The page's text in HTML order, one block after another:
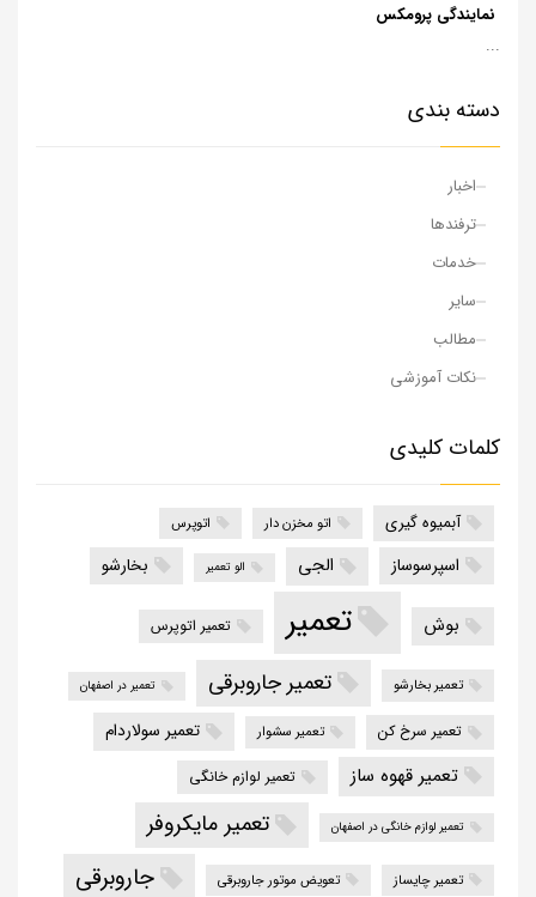
نمایندگی پرومکس
...
دسته بندی
اخبار
ترفندها
خدمات
سایر
مطالب
نکات آموزشی
کلمات کلیدی
آبمیوه گیری اتو مخزن دار اتوپرس
اسپرسوساز الجی الو تعمیر بخارشو
بوش تعمیر تعمیر اتوپرس
تعمیر بخارشو تعمیر جاروبرقی تعمیر در اصفهان
تعمیر سرخ کن تعمیر سشوار تعمیر سولاردام
تعمیر قهوه ساز تعمیر لوازم خانگی
تعمیر لوازم خانگی در اصفهان تعمیر مایکروفر
تعمیر چایساز تعویض موتور جاروبرقی جاروبرقی